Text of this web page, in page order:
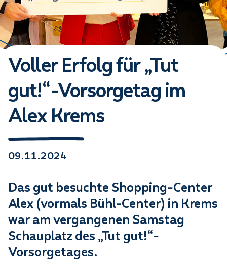
Voller Erfolg für „Tut
gut!“-Vorsorgetag im
Alex Krems
09.11.2024
Das gut besuchte Shopping-Center
Alex (vormals Bühl-Center) in Krems
war am vergangenen Samstag
Schauplatz des „Tut gut!“-
Vorsorgetages.